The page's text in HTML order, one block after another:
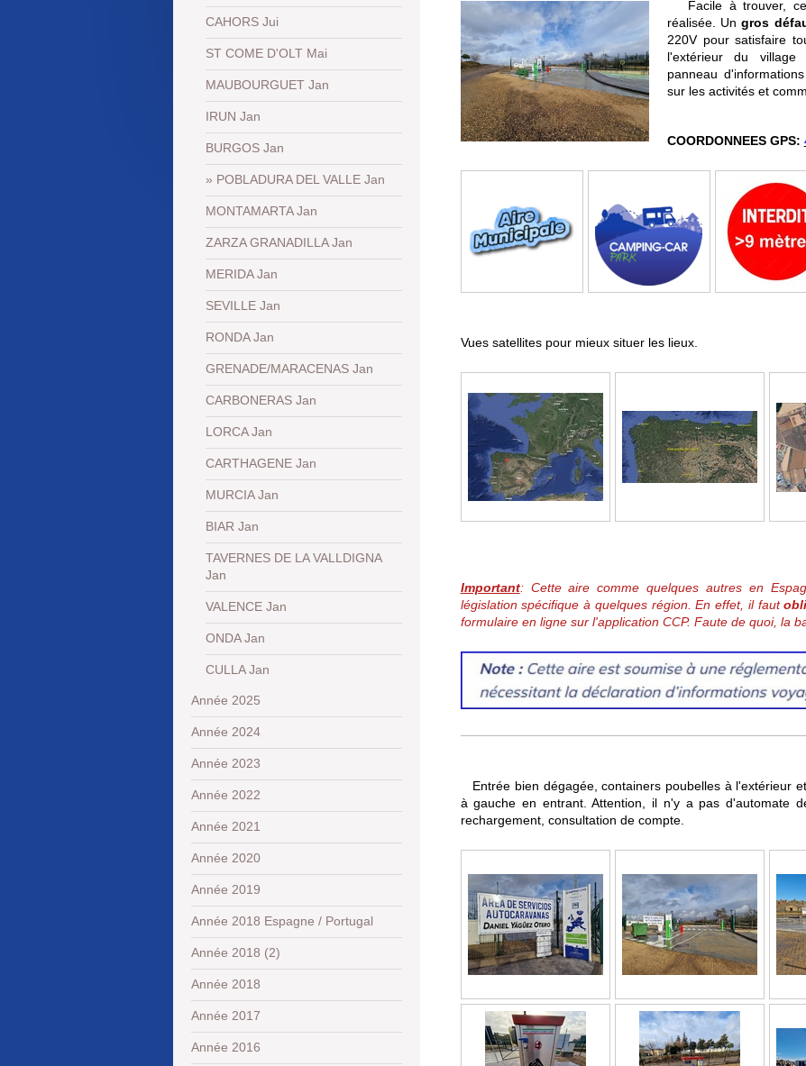
Facile à trouver,
réalisée. Ungros
220V pour satisfaire
l'extérieur du
panneau
sur les activités et
COORDONNEES GPS:
Vues satellites pour mieux situer les lieux.
Important: Cette aire comme quelques autres en
législation spécifique à quelques région. En effet, il faut
formulaire en ligne sur l'application CCP. Faute de quoi, la
Entrée bien dégagée, containers poubelles à l'extérieur
à gauche en entrant. Attention, il n'y a pas d'automate
rechargement, consultation de compte.
CAHORS Jui
ST COME D'OLT Mai
MAUBOURGUET Jan
IRUN Jan
BURGOS Jan
POBLADURA DEL VALLE Jan
MONTAMARTA Jan
ZARZA GRANADILLA Jan
MERIDA Jan
SEVILLE Jan
RONDA Jan
GRENADE/MARACENAS Jan
CARBONERAS Jan
LORCA Jan
CARTHAGENE Jan
MURCIA Jan
BIAR Jan
TAVERNES DE LA VALLDIGNA
Jan
VALENCE Jan
ONDA Jan
CULLA Jan
Année 2025
Année 2024
Année 2023
Année 2022
Année 2021
Année 2020
Année 2019
Année 2018 Espagne / Portugal
Année 2018 (2)
Année 2018
Année 2017
Année 2016